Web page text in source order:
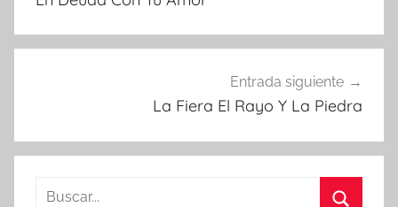
Entrada siguiente
La Fiera El Rayo Y La Piedra
Buscar: